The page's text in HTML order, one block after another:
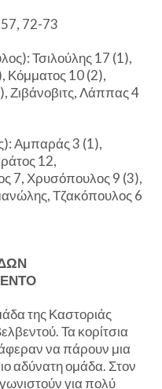
72-73
Τσιλούλης 17 (1),
Κόμματος 10 (2),
Ζιβάνοβιτς, Λάππας 4
Αμπαράς 3 (1),
12,
7, Χρυσόπουλος 9 (3),
Τζακόπουλος 6
της Καστοριάς
Τα κορίτσια
να πάρουν μια
αδύνατη ομάδα. Στον
για πολύ